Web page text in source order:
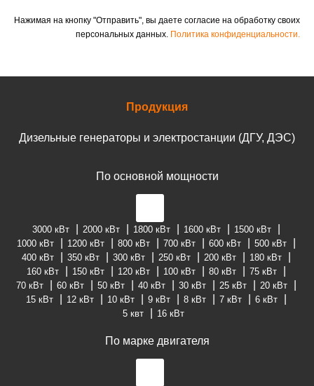
Нажимая на кнопку "Отправить", вы даете согласие на обработку своих
персональных данных. Политика конфиденциальности.
Продукция
Дизельные генераторы и электростанции (ДГУ, ДЭС)
По основной мощности
3000 кВт 2000 кВт 1800 кВт 1600 кВт
1500 кВт
1000 кВт
1200 кВт 800 кВт 700 кВт 600 кВт
500 кВт
400 кВт
350 кВт 300 кВт 250 кВт 200 кВт
180 кВт
160 кВт
150 кВт 120 кВт 100 кВт 80 кВт
75 кВт
70 кВт
60 кВт 50 кВт 40 кВт 30 кВт 25 кВт
20 кВт
15 кВт
12 кВт 10 кВт 9 кВт 8 кВт 7 кВт
6 кВт
5 квт
16 кВт
По марке двигателя